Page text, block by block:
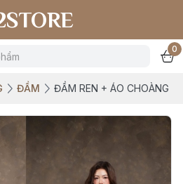
0
ĐẦM ĐẦM REN + ÁO CHOÀNG